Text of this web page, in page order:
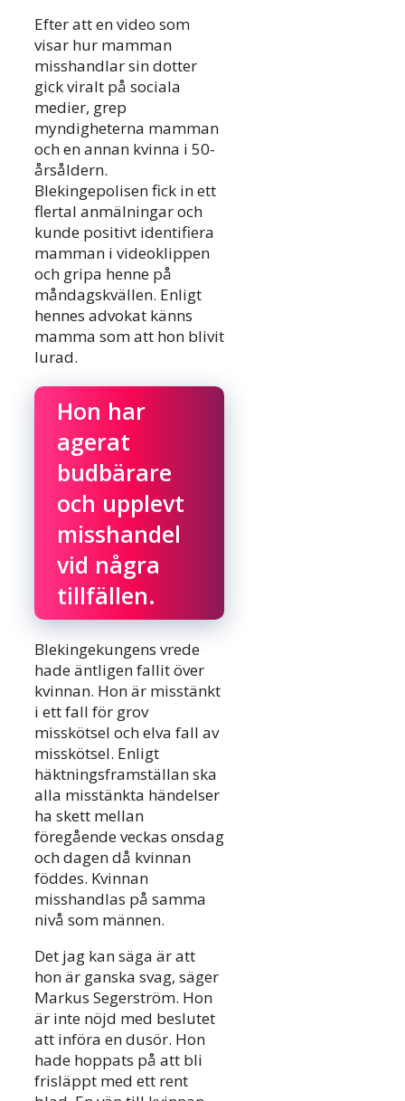
Efter att en video som
visar hur mamman
misshandlar sin dotter
gick viralt på sociala
medier, grep
myndigheterna mamman
och en annan kvinna i 50-
årsåldern.
Blekingepolisen fick in ett
flertal anmälningar och
kunde positivt identifiera
mamman i videoklippen
och gripa henne på
måndagskvällen. Enligt
hennes advokat känns
mamma som att hon blivit
lurad.
Hon har
agerat
budbärare
och upplevt
misshandel
vid några
tillfällen.
Blekingekungens vrede
hade äntligen fallit över
kvinnan. Hon är misstänkt
i ett fall för grov
misskötsel och elva fall av
misskötsel. Enligt
häktningsframställan ska
alla misstänkta händelser
ha skett mellan
föregående veckas onsdag
och dagen då kvinnan
föddes. Kvinnan
misshandlas på samma
nivå som männen.
Det jag kan säga är att
hon är ganska svag, säger
Markus Segerström. Hon
är inte nöjd med beslutet
att införa en dusör. Hon
hade hoppats på att bli
frisläppt med ett rent